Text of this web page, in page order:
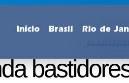
Início Brasil Rio de